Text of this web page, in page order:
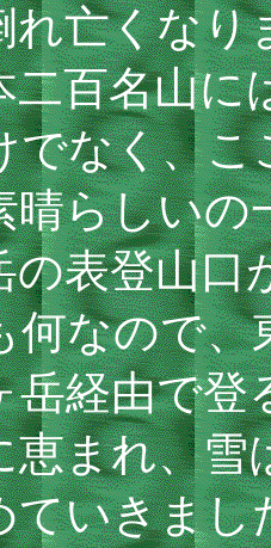
れ亡くなり
二百名山に
でなく、
晴らしいの
表登山口
何なので、
岳経由で登
恵まれ、雪
ていきまし